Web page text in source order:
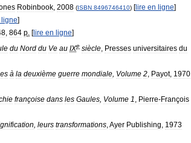
Robinbook, 2008 (ISBN 8496746410) [lire en ligne]
ligne]
, 864 p. [lire en ligne]
du Nord du Ve au IXe siècle, Presses universitaires du
à la deuxième guerre mondiale, Volume 2, Payot, 1970
françoise dans les Gaules, Volume 1, Pierre-François
, leurs transformations,Ayer Publishing, 1973